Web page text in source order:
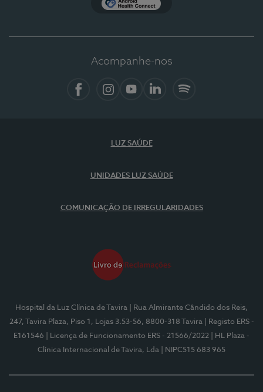
Acompanhe-nos
LUZ SAÚDE
UNIDADES LUZ SAÚDE
COMUNICAÇÃO DE IRREGULARIDADES
Hospital da Luz Clínica de Tavira
| Rua Almirante Cândido dos Reis,
247, Tavira Plaza, Piso 1, Lojas 3.53-56, 8800-318 Tavira
| Registo ERS -
E161546
| Licença de Funcionamento ERS - 21566/2022
| HL Plaza -
Clínica Internacional de Tavira, Lda
| NIPC515 683 965